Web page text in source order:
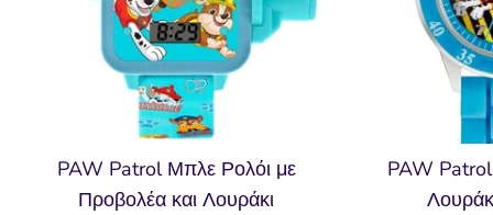
PAW Patrol Μπλε Ρολόι με
Προβολέα και Λουράκι
PAW